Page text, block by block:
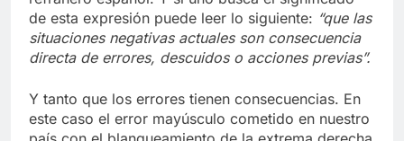
de esta expresión puede leer lo siguiente: “que las
situaciones negativas actuales son consecuencia
directa de errores, descuidos o acciones previas”.
Y tanto que los errores tienen consecuencias. En
este caso el error mayúsculo cometido en nuestro